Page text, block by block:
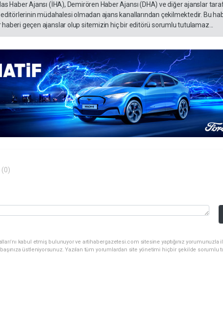
Haber Ajansı (İHA), Demirören Haber Ajansı (DHA) ve diğer ajanslar
müdahalesi olmadan ajans kanallarından çekilmektedir. Bu
geçen ajanslar olup sitemizin hiç bir editörü sorumlu tutulamaz...
(0)
kabul etmiş bulunuyor ve artihabergazetesi.com sitesine yaptığınız yorumunuzla
üstleniyorsunuz. Yazılan tüm yorumlardan site yönetimi hiçbir şekilde sorumlu